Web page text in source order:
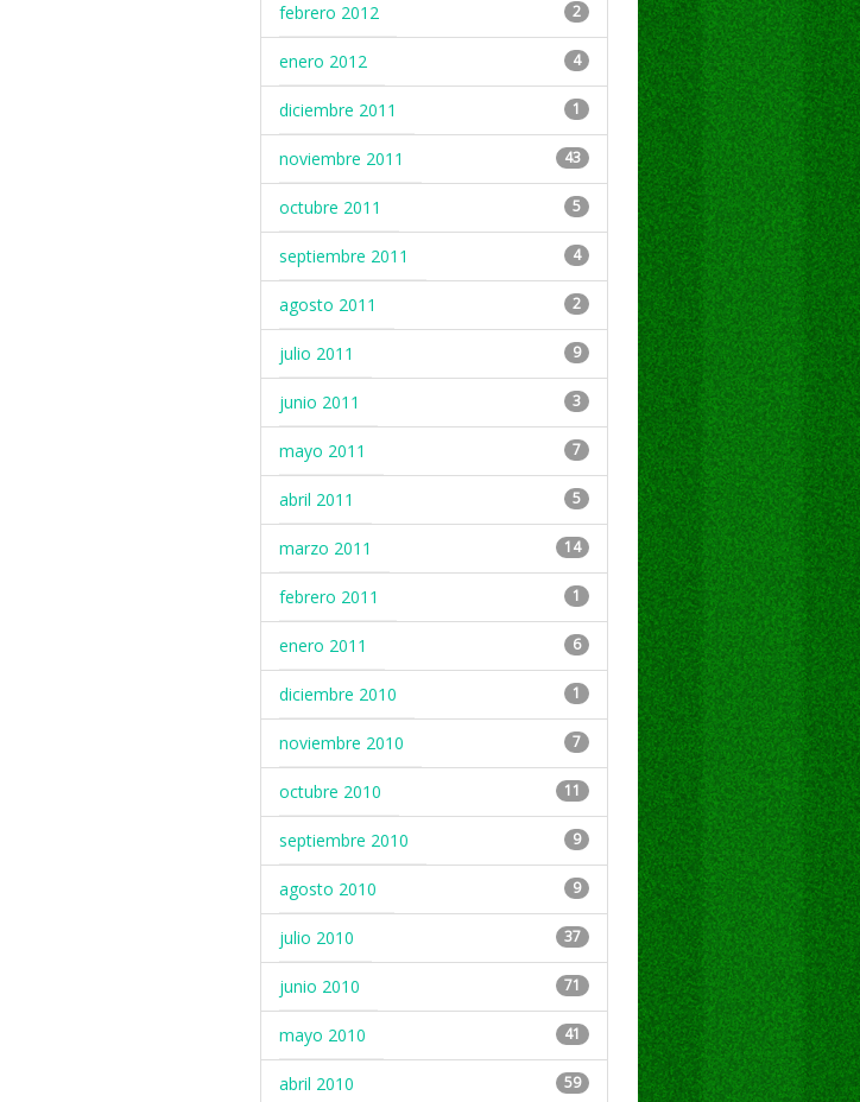
febrero 2012 2
enero 2012 4
diciembre 2011 1
noviembre 2011 43
octubre 2011 5
septiembre 2011 4
agosto 2011 2
julio 2011 9
junio 2011 3
mayo 2011 7
abril 2011 5
marzo 2011 14
febrero 2011 1
enero 2011 6
diciembre 2010 1
noviembre 2010 7
octubre 2010 11
septiembre 2010 9
agosto 2010 9
julio 2010 37
junio 2010 71
mayo 2010 41
abril 2010 59